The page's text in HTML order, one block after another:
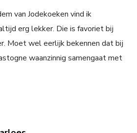
van Jodekoeken vind ik
erg lekker. Die is favoriet bij
Moet wel eerlijk bekennen dat bij
waanzinnig samengaat met